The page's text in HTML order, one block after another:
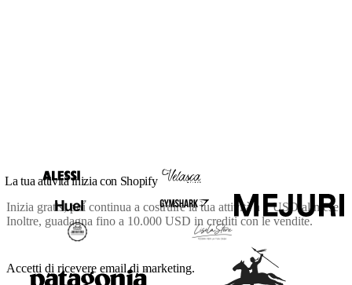
La tua attività inizia con Shopify
Inizia gratis, poi continua a costruire la tua attività a 1 USD al mese.
Inoltre, guadagna fino a 10.000 USD in crediti con le vendite.
Accetti di ricevere email di marketing.